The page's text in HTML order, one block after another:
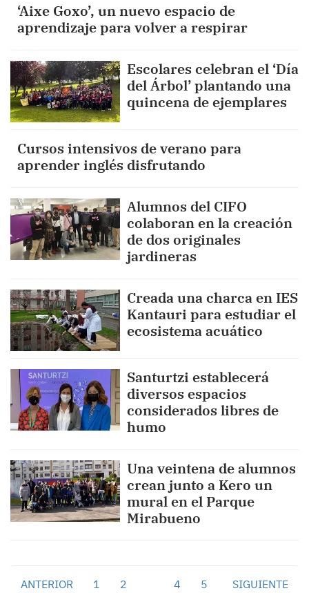
‘Aixe Goxo’, un nuevo espacio de
aprendizaje para volver a respirar
Escolares celebran el ‘Día
del Árbol’ plantando una
quincena de ejemplares
Cursos intensivos de verano para
aprender inglés disfrutando
Alumnos del CIFO
colaboran en la creación
de dos originales
jardineras
Creada una charca en IES
Kantauri para estudiar el
ecosistema acuático
Santurtzi establecerá
diversos espacios
considerados libres de
humo
Una veintena de alumnos
crean junto a Kero un
mural en el Parque
Mirabueno
ANTERIOR 1 2 4 5 SIGUIENTE